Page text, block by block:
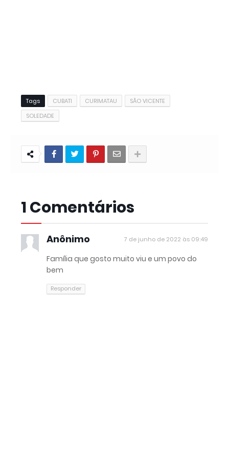
Tags CUBATI CURIMATAU
SÃO VICENTE
SOLEDADE
1 Comentários
Anônimo 7 de junho de 2022 às 09:49
Família que gosto muito viu e um povo do
bem
Responder